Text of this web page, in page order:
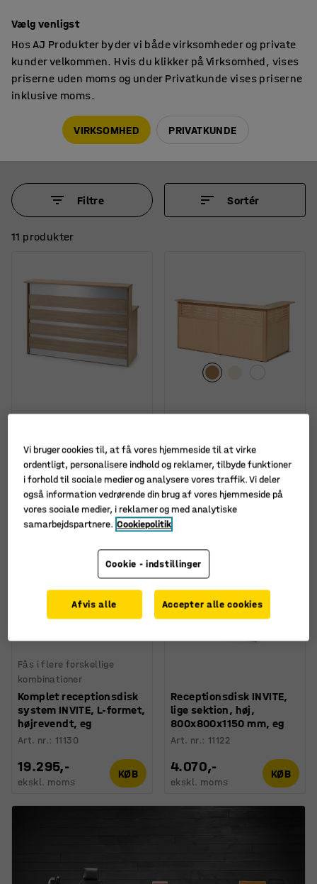
Receptionsdiske og skranker
Filtre Sortér
11 produkter
Art. nr.:11123
6.235,-
ekskl. moms
KØB
Art. nr.:113011
9.640,-
ekskl. moms
KØB
Fås i flere forskellige
kombinationer
Komplet receptionsdisk
system INVITE, L-formet,
højrevendt, eg
Art. nr.:11130
19.295,-
ekskl. moms
KØB
Receptionsdisk INVITE,
lige sektion, høj,
800x800x1150 mm, eg
Art. nr.:11122
4.070,-
ekskl. moms
KØB
Vælg venligst
Hos AJ Produkter byder vi både virksomheder og private
kunder velkommen. Hvis du klikker på Virksomhed, vises
priserne uden moms og under Privatkunde vises priserne
inklusive moms.
VIRKSOMHED PRIVATKUNDE
Vi bruger cookies til, at få vores hjemmeside til at virke
ordentligt, personalisere indhold og reklamer, tilbyde funktioner
i forhold til sociale medier og analysere vores traffik. Vi deler
også information vedrørende din brug af vores hjemmeside på
vores sociale medier, i reklamer og med analytiske
samarbejdspartnere. Cookiepolitik
Cookie - indstillinger
Afvis alle Accepter alle cookies